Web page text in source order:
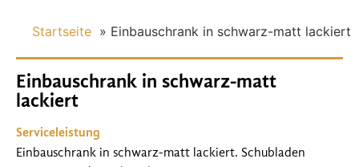
Startseite » Einbauschrank in schwarz-matt lackiert
Einbauschrank in schwarz-matt
lackiert
Serviceleistung
Einbauschrank in schwarz-matt lackiert. Schubladen